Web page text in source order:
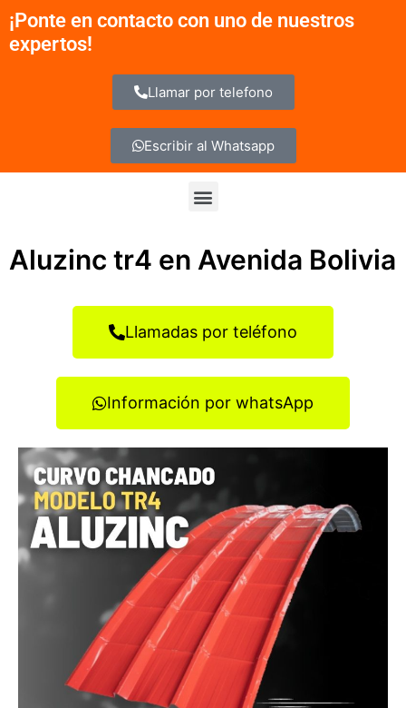
contenido
¡Ponte en contacto con uno de nuestros
expertos!
Llamar por telefono
Escribir al Whatsapp
Menu
Aluzinc tr4 en Avenida Bolivia
Llamadas por teléfono
Información por whatsApp